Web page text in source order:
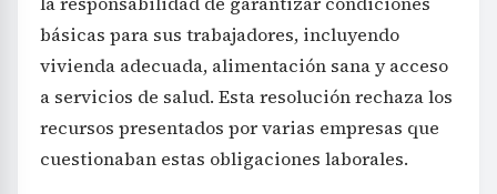
básicas para sus trabajadores, incluyendo
vivienda adecuada, alimentación sana y acceso
a servicios de salud. Esta resolución rechaza los
recursos presentados por varias empresas que
cuestionaban estas obligaciones laborales.